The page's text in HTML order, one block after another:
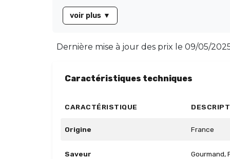
intense et savoureuse avec FRUITS
voir plus ▼
Dernière mise à jour des prix le 09/05/2025
Caractéristiques techniques
CARACTÉRISTIQUE
Origine France
Saveur Gourmand,